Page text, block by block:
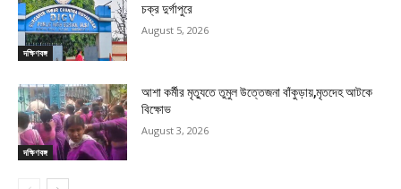
দক্ষিণবঙ্গ
চক্র দুর্গাপুরে
August 5, 2026
দক্ষিণবঙ্গ
আশা কর্মীর মৃত্যুতে তুমুল উত্তেজনা বাঁকুড়ায়,মৃতদেহ আটকে
বিক্ষোভ
August 3, 2026